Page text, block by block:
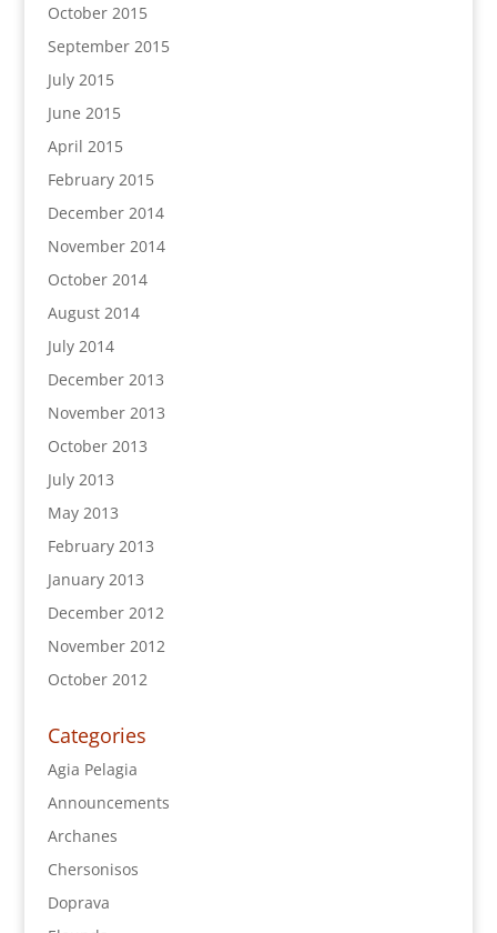
October 2015
September 2015
July 2015
June 2015
April 2015
February 2015
December 2014
November 2014
October 2014
August 2014
July 2014
December 2013
November 2013
October 2013
July 2013
May 2013
February 2013
January 2013
December 2012
November 2012
October 2012
Categories
Agia Pelagia
Announcements
Archanes
Chersonisos
Doprava